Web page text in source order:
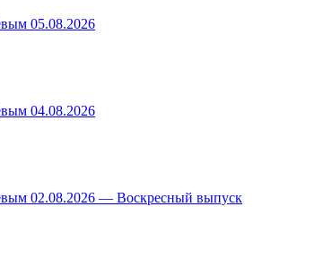
05.08.2026
04.08.2026
02.08.2026 — Воскресный выпуск